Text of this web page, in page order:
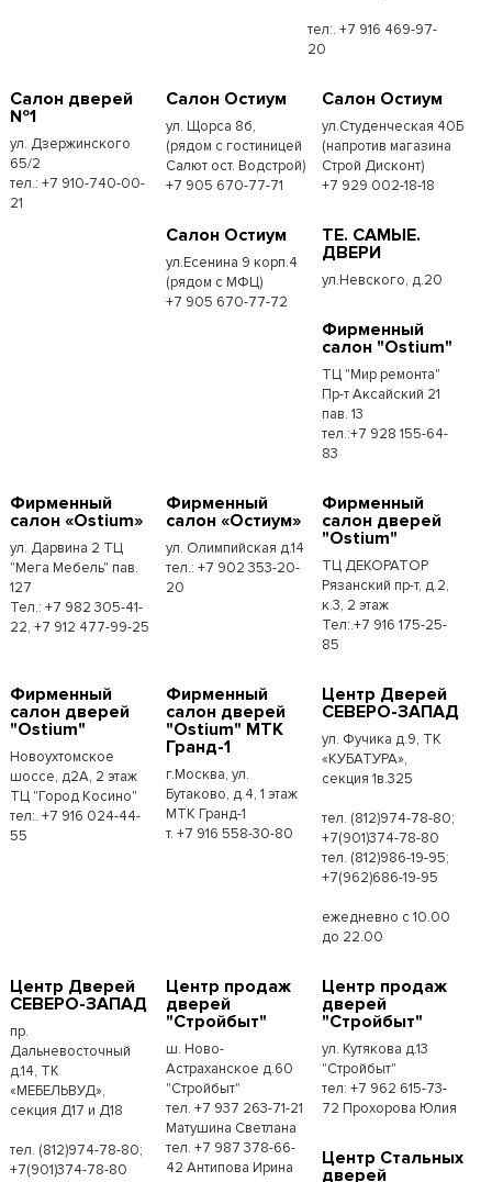
тел:. +7 916 469-97-
20
Салон дверей
№1
ул. Дзержинского
65/2
тел.: +7 910-740-00-
21
Салон Остиум
ул. Щорса 8б,
(рядом с гостиницей
Салют ост. Водстрой)
+7 905 670-77-71
Салон Остиум
ул.Студенческая 40Б
(напротив магазина
Строй Дисконт)
+7 929 002-18-18
Салон Остиум
ул.Есенина 9 корп.4
(рядом с МФЦ)
+7 905 670-77-72
ТЕ. САМЫЕ.
ДВЕРИ
ул.Невского, д.20
Фирменный
салон "Ostium"
ТЦ "Мир ремонта"
Пр-т Аксайский 21
пав. 13
тел.:+7 928 155-64-
83
Фирменный
салон «Ostium»
ул. Дарвина 2 ТЦ
"Мега Мебель" пав.
127
Тел.: +7 982 305-41-
22, +7 912 477-99-25
Фирменный
салон «Остиум»
ул. Олимпийская д.14
тел.: +7 902 353-20-
20
Фирменный
салон дверей
"Ostium"
ТЦ ДЕКОРАТОР
Рязанский пр-т, д.2,
к.3, 2 этаж
Тел:.+7 916 175-25-
85
Фирменный
салон дверей
"Ostium"
Новоухтомское
шоссе, д2А, 2 этаж
ТЦ "Город Косино"
тел:. +7 916 024-44-
55
Фирменный
салон дверей
"Ostium" МТК
Гранд-1
г.Москва, ул.
Бутаково, д.4, 1 этаж
МТК Гранд-1
т. +7 916 558-30-80
Центр Дверей
СЕВЕРО-ЗАПАД
ул. Фучика д.9, ТК
«КУБАТУРА»,
секция 1в.325
тел. (812)974-78-80;
+7(901)374-78-80
тел. (812)986-19-95;
+7(962)686-19-95
ежедневно с 10.00
до 22.00
Центр Дверей
СЕВЕРО-ЗАПАД
пр.
Дальневосточный
д.14, ТК
«МЕБЕЛЬВУД»,
секция Д17 и Д18
тел. (812)974-78-80;
+7(901)374-78-80
Центр продаж
дверей
"Стройбыт"
ш. Ново-
Астраханское д.60
"Стройбыт"
тел. +7 937 263-71-21
Матушина Светлана
тел. +7 987 378-66-
42 Антипова Ирина
Центр продаж
дверей
"Стройбыт"
ул. Кутякова д.13
"Стройбыт"
тел: +7 962 615-73-
72 Прохорова Юлия
Центр Стальных
дверей